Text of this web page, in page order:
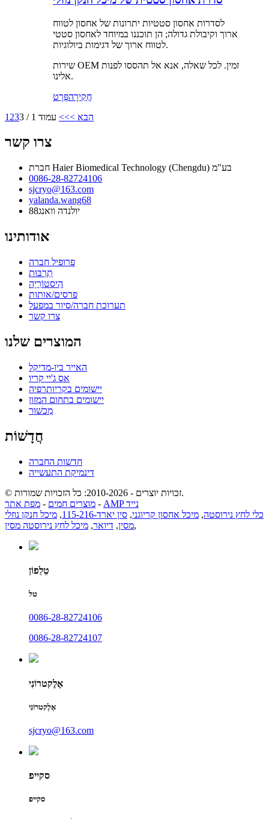
לסדרות אחסון סטטיות יתרונות של אחסון לטווח
ארוך וקיבולת גדולה; הן תוכננו במיוחד לאחסון סטטי
לטווח ארוך של דגימות ביולוגיות.
שירות OEM זמין. לכל שאלה, אנא אל תהססו לפנות
אלינו.
חֲקִירָהפְּרָט
1 23 הבא >>> עמוד 1 / 3
צרו קשר
חברת Haier Biomedical Technology (Chengdu) בע"מ
0086-28-82724106
sjcryo@163.com
yalanda.wang68
יולנדה וואנג88
אודותינו
פרופיל חברה
תַרְבּוּת
הִיסטוֹרִיָה
פרסים/אותות
תערוכת חברה/סיור במפעל
צרו קשר
המוצרים שלנו
האייר ביו-מדיקל
אס ג'יי קריו
יישומים בקריותרפיה
יישומים בתחום המזון
מִכשׁוּר
חֲדָשׁוֹת
חדשות החברה
דינמיקת התעשייה
© זכויות יוצרים - 2010-2026: כל הזכויות שמורות.
מוצרים חמים - מפת אתר -
AMP נייד
כלי לחץ נירוסטה, מיכל אחסון קריוגני, סין יארד-115-216 , מיכל חנקן נוזלי
מסין, דיואר, מיכל לחץ נירוסטה מסין ,
טֵלֵפוֹן
טל
0086-28-82724106
0086-28-82724107
אֶלֶקטרוֹנִי
אֶלֶקטרוֹנִי
sjcryo@163.com
סקייפ
סקייפ